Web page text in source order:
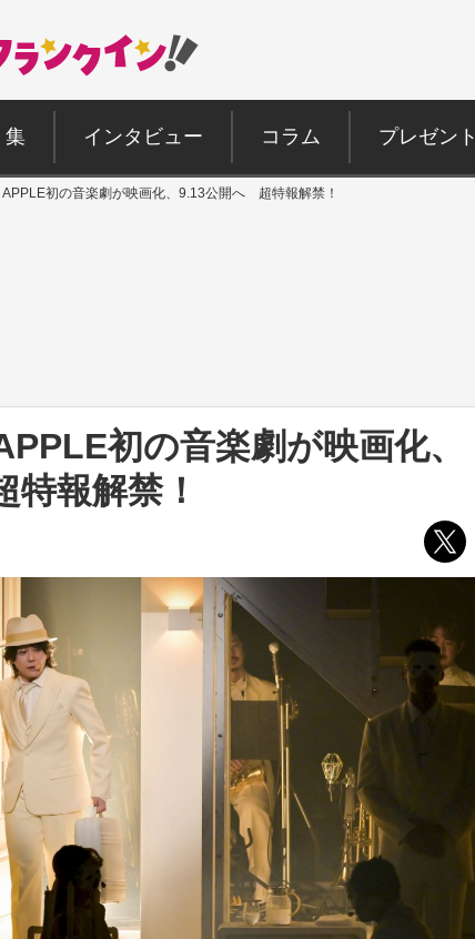
インタビュー コラム プレゼント
APPLE初の音楽劇が映画化、9.13公開へ 超特報解禁！
初の音楽劇が映画化、
報解禁！